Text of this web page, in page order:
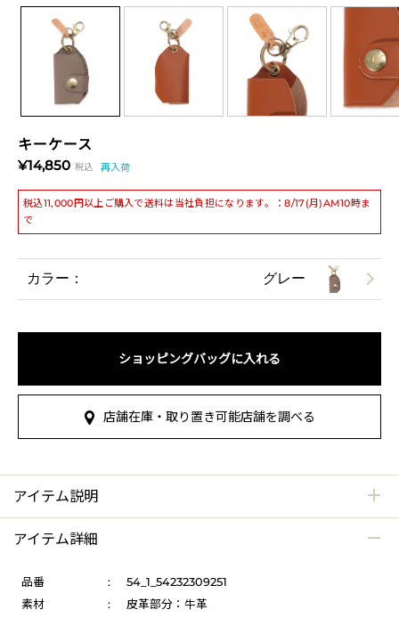
キーケース
¥14,850 税込 再入荷
税込11,000円以上ご購入で送料は当社負担になります。：8/17(月)AM10時ま
で
カラー： グレー
ショッピングバッグに入れる
店舗在庫・取り置き可能店舗を調べる
アイテム説明
アイテム詳細
品番 :
54_1_54232309251
素材
:
皮革部分：牛革